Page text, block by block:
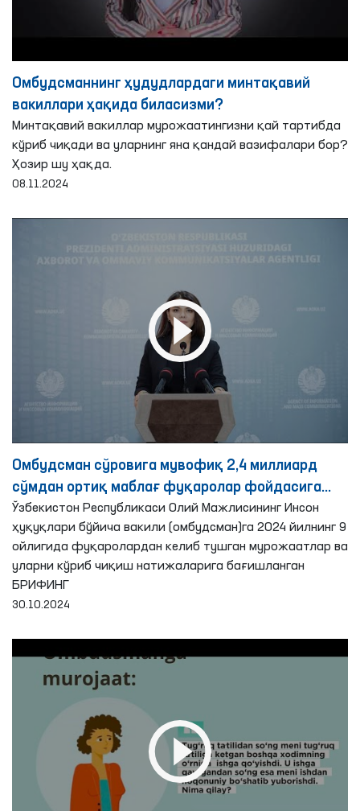
Омбудсманнинг ҳудудлардаги минтақавий
вакиллари ҳақида биласизми?
Минтақавий вакиллар мурожаатингизни қай тартибда
кўриб чиқади ва уларнинг яна қандай вазифалари бор?
Ҳозир шу ҳақда.
08.11.2024
Омбудсман сўровига мувофиқ 2,4 миллиард
сўмдан ортиқ маблағ фуқаролар фойдасига
ундирилди
Ўзбекистон Республикаси Олий Мажлисининг Инсон
ҳуқуқлари бўйича вакили (омбудсман)га 2024 йилнинг 9
ойлигида фуқаролардан келиб тушган мурожаатлар ва
уларни кўриб чиқиш натижаларига бағишланган
БРИФИНГ
30.10.2024